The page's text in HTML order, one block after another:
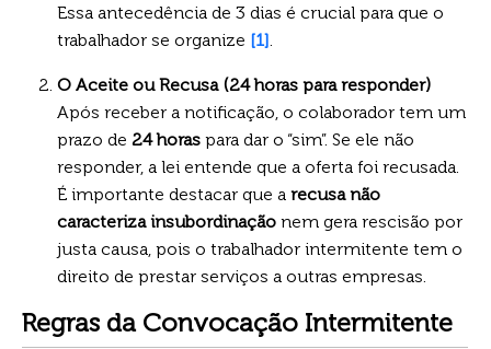
Essa antecedência de 3 dias é crucial para que o
trabalhador se organize [1].
O Aceite ou Recusa (24 horas para responder)
Após receber a notificação, o colaborador tem um
prazo de 24 horas para dar o “sim”. Se ele não
responder, a lei entende que a oferta foi recusada.
É importante destacar que a recusa não
caracteriza insubordinação nem gera rescisão por
justa causa, pois o trabalhador intermitente tem o
direito de prestar serviços a outras empresas.
Regras da Convocação Intermitente